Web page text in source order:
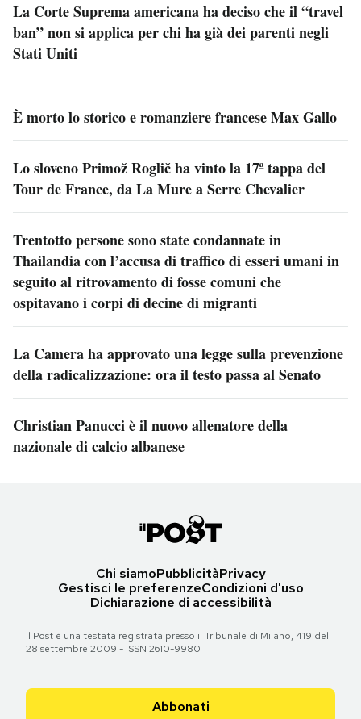
La Corte Suprema americana ha deciso che il “travel
ban” non si applica per chi ha già dei parenti negli
Stati Uniti
È morto lo storico e romanziere francese Max Gallo
Lo sloveno Primož Roglič ha vinto la 17ª tappa del
Tour de France, da La Mure a Serre Chevalier
Trentotto persone sono state condannate in
Thailandia con l’accusa di traffico di esseri umani in
seguito al ritrovamento di fosse comuni che
ospitavano i corpi di decine di migranti
La Camera ha approvato una legge sulla prevenzione
della radicalizzazione: ora il testo passa al Senato
Christian Panucci è il nuovo allenatore della
nazionale di calcio albanese
Chi siamoPubblicitàPrivacy
Gestisci le preferenzeCondizioni d'uso
Dichiarazione di accessibilità
Il Post è una testata registrata presso il Tribunale di Milano, 419 del
28 settembre 2009 - ISSN 2610-9980
Abbonati